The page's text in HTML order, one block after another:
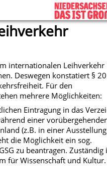
internationalen Leihverkehr
Deswegen konstatiert § 20
Für den
mehrere Möglichkeiten:
Eintragung in das
einer
(z.B. in einer
die Möglichkeit ein sog.
zu beantragen. Zuständig
für Wissenschaft und